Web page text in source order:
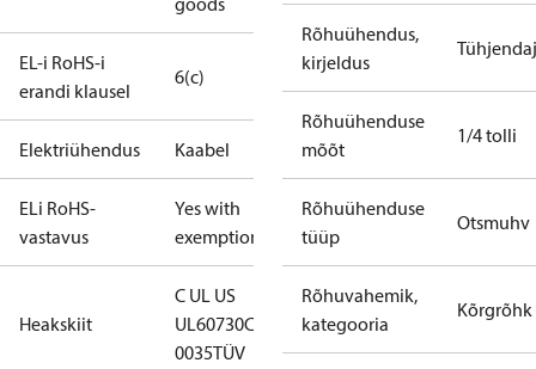
EL-i RoHS-i
erandi klausel
6(c)
Elektriühendus Kaabel
ELi RoHS-
vastavus
Yes with
exemptions
Heakskiit
C UL US
UL60730CE
0035TÜV
Rõhuühendus,
kirjeldus
Rõhuühenduse
mõõt
1/4 tolli
Rõhuühenduse
tüüp
Otsmuhv
Rõhuvahemik,
kategooria
Kõrgrõhk